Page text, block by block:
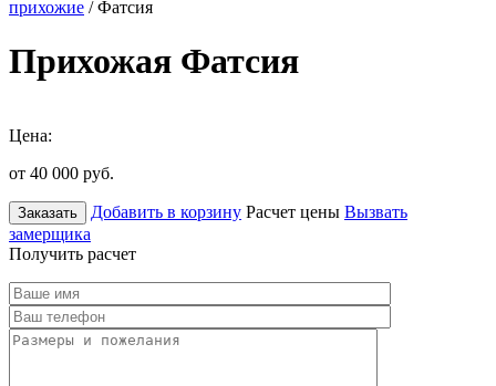
прихожие / Фатсия
Прихожая Фатсия
Цена:
от 40 000 руб.
Заказать Добавить в корзину Расчет цены Вызвать
замерщика
Получить расчет